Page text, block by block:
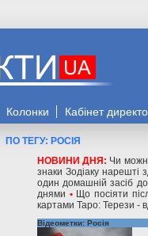
Колонки Кабінет
ПО ТЕГУ: РОСІЯ
НОВИНИ ДНЯ: Чи
знаки Зодіаку нарешті
один домашній засіб
днями • Що посіяти
картами Таро: Терези -
Відеометки: Росія